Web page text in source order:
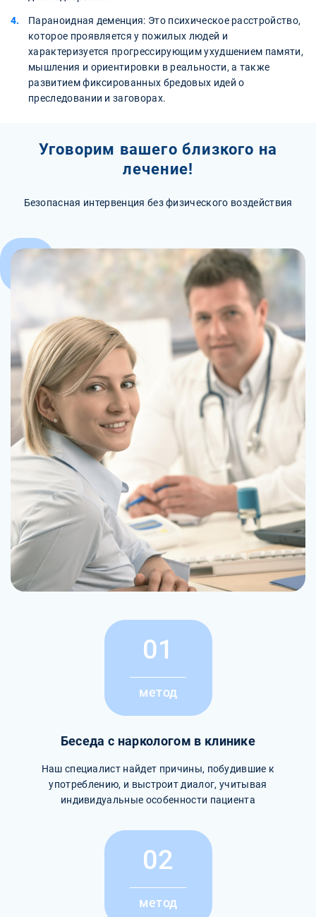
Параноидная деменция: Это психическое расстройство,
которое проявляется у пожилых людей и
характеризуется прогрессирующим ухудшением памяти,
мышления и ориентировки в реальности, а также
развитием фиксированных бредовых идей о
преследовании и заговорах.
Уговорим вашего близкого на
лечение!
Безопасная интервенция без физического воздействия
01
метод
Беседа с наркологом в клинике
Наш специалист найдет причины, побудившие к
употреблению, и выстроит диалог, учитывая
индивидуальные особенности пациента
02
метод